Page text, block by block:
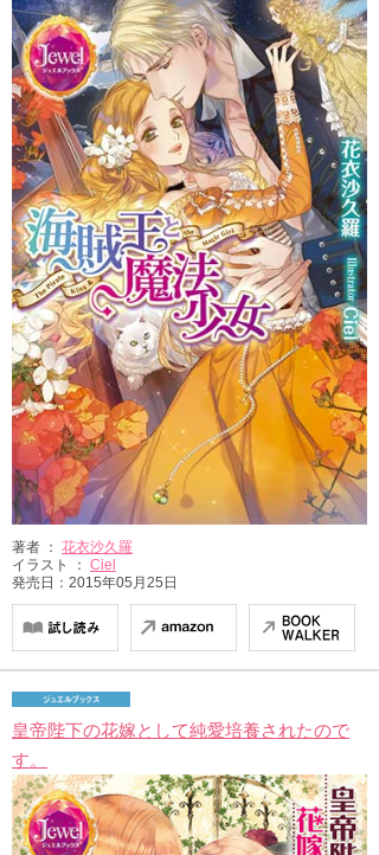
著者 ： 花衣沙久羅
イラスト ： Ciel
発売日：2015年05月25日
皇帝陛下の花嫁として純愛培養されたので
す。